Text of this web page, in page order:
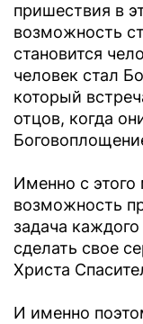
пришествия в
возможность
становится
человек стал
который
отцов, когда
Именно с этого
возможность
задача
сделать свое
Христа
И именно